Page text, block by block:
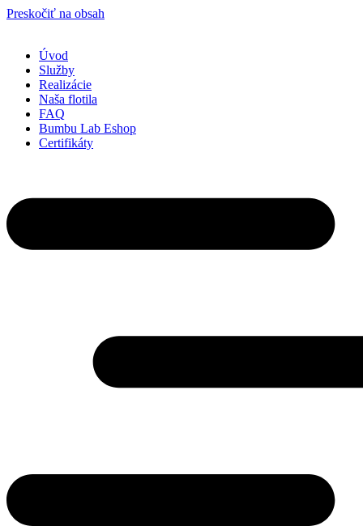
Preskočiť na obsah
Úvod
Služby
Realizácie
Naša flotila
FAQ
Bumbu Lab Eshop
Certifikáty